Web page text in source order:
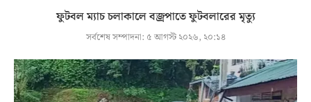
ফুটবল ম্যাচ চলাকালে বজ্রপাতে ফুটবলারের মৃত্যু
সর্বশেষ সম্পাদনা: ৫ আগস্ট ২০২৬, ২০:১৪